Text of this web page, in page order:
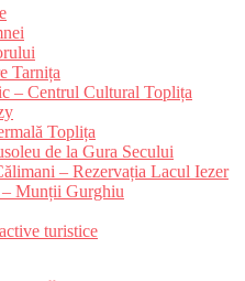
Tarnița
– Centrul Cultural Toplița
Toplița
de la Gura Secului
– Rezervația Lacul Iezer
– Munții Gurghiu
turistice